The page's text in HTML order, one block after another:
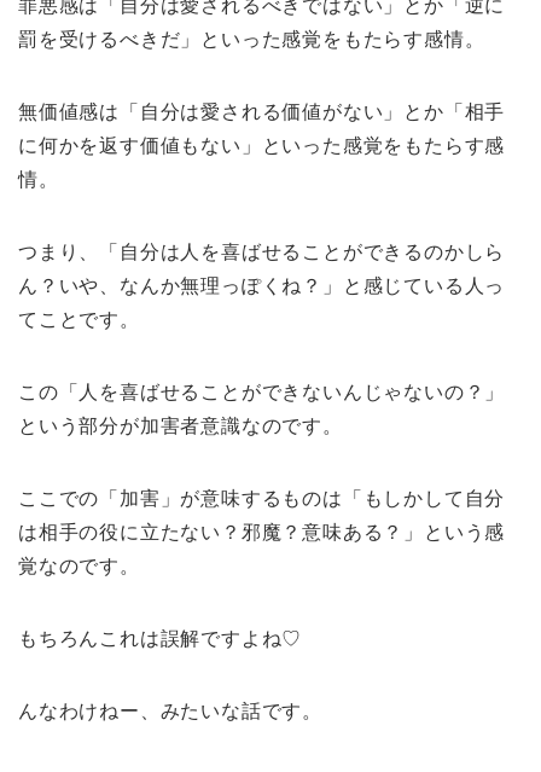
罪悪感は「自分は愛されるべきではない」とか「逆に
罰を受けるべきだ」といった感覚をもたらす感情。
無価値感は「自分は愛される価値がない」とか「相手
に何かを返す価値もない」といった感覚をもたらす感
情。
つまり、「自分は人を喜ばせることができるのかしら
ん？いや、なんか無理っぽくね？」と感じている人っ
てことです。
この「人を喜ばせることができないんじゃないの？」
という部分が加害者意識なのです。
ここでの「加害」が意味するものは「もしかして自分
は相手の役に立たない？邪魔？意味ある？」という感
覚なのです。
もちろんこれは誤解ですよね♡
んなわけねー、みたいな話です。